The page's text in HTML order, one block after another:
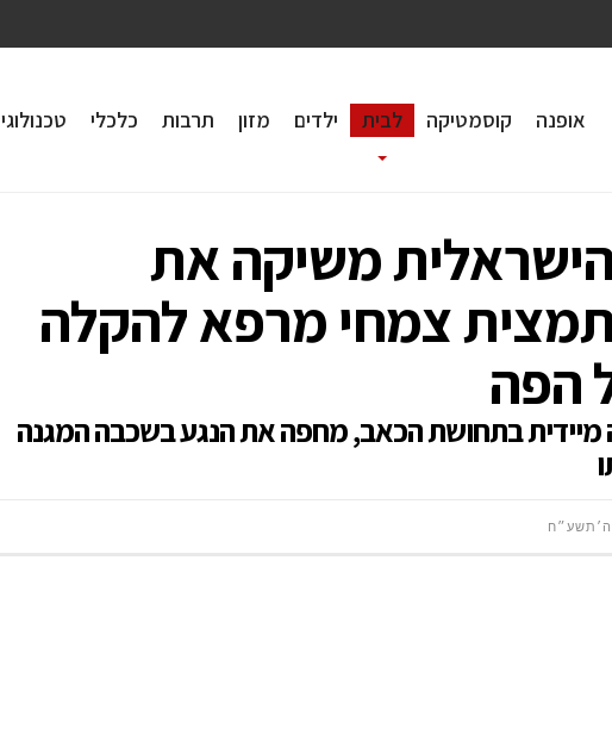
אופנה קוסמטיקה לבית ילדים מזון תרבות כלכלי טכנולוגי
משיקה את
צמחי מרפא להקלה
הפה
מיידית בתחושת הכאב, מחפה את הנגע בשכבה המגנה